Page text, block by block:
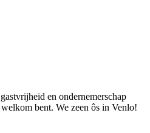
en ondernemerschap
bent. We zeen ôs in Venlo!